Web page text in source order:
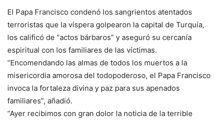
El Papa Francisco condenó los sangrientos atentados
terroristas que la víspera golpearon la capital de Turquía,
los calificó de “actos bárbaros” y aseguró su cercanía
espiritual con los familiares de las víctimas.
“Encomendando las almas de todos los muertos a la
misericordia amorosa del todopoderoso, el Papa Francisco
invoca la fortaleza divina y paz para sus apenados
familiares”, añadió.
“Ayer recibimos con gran dolor la noticia de la terrible